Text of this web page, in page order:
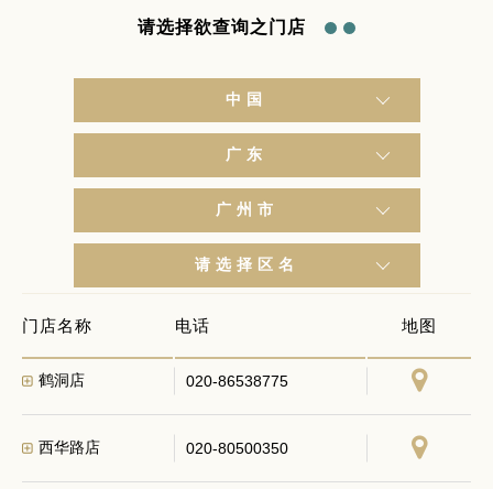
请选择欲查询之门店
中国
广东
广州市
请选择区名
门店名称 电话 地图
西湾路店 020-80503665
020-81634337
鹤洞店 020-86538775
西华路店 020-80500350